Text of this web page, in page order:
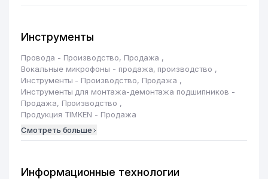
Инструменты
Провода - Производство, Продажа ,
Вокальные микрофоны - продажа, производство ,
Инструменты - Производство, Продажа ,
Инструменты для монтажа-демонтажа подшипников -
Продажа, Производство ,
Продукция TIMKEN - Продажа
Смотреть больше
Информационные технологии